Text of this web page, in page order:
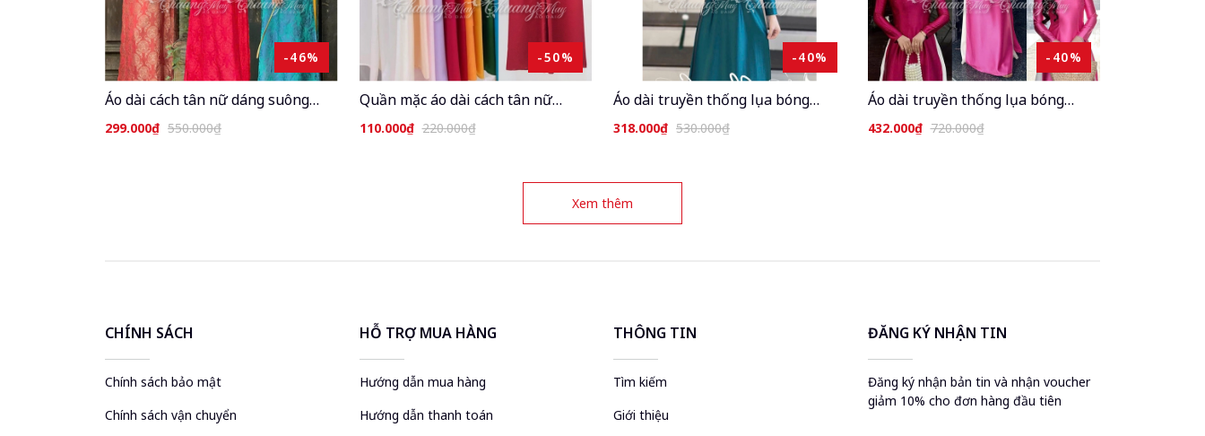
-46%
Áo dài cách tân nữ dáng suông
may sẵn ADC798 áo dài xuông xưa
299.000₫ 550.000₫
-50%
Quần mặc áo dài cách tân nữ
may sẵn suông ống rộng dự tiệc
110.000₫ 220.000₫
-40%
Áo dài truyền thống lụa bóng
ADC426 áo dài giáo viên cổ tròn
318.000₫ 530.000₫
-40%
Áo dài truyền thống lụa bóng
dài cổ tròn xanh đỏ tủa pha lê dự
432.000₫ 720.000₫
Xem thêm
CHÍNH SÁCH
Chính sách bảo mật
Chính sách vận chuyển
HỖ TRỢ MUA HÀNG
Hướng dẫn mua hàng
Hướng dẫn thanh toán
THÔNG TIN
Tìm kiếm
Giới thiệu
ĐĂNG KÝ NHẬN TIN
Đăng ký nhận bản tin và nhận voucher
giảm 10% cho đơn hàng đầu tiên